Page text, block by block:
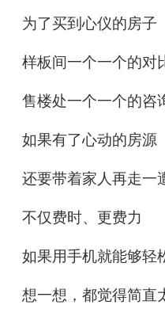
为了买到心仪的房子
样板间一个一个的对
售楼处一个一个的咨
如果有了心动的房源
还要带着家人再走一
不仅费时、更费力
如果用手机就能够轻
想一想，都觉得简直